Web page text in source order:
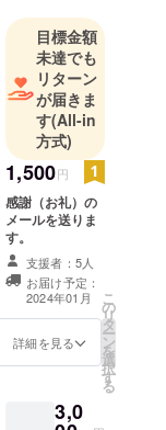
の国の須坂
に移住しま
した。
須坂市で
は、農業と
チャイと草
刈りの3つの
軸で活動し
ています。
農業では耕
作放棄地の
利活用に向
け、ひまわ
り畑を作る
など活動し
す。徐々に
目標金額
未達でも
リターン
が届きま
す(All-in
方式)
1,500円
感謝（お礼）の
メールを送りま
す。
支援者：5人
お届け予定：
2024年01月
詳細を見る
こ
の
リ
タ
ー
ン
を
選
択
す
る
3,0